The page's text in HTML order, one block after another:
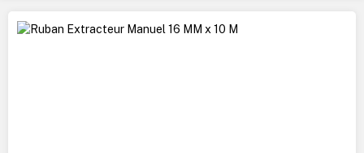
Ignorer la galerie d'images